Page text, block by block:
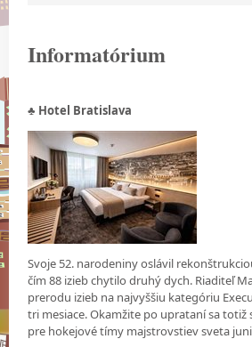
Informatórium
♣ Hotel Bratislava
Svoje 52. narodeniny oslávil
čím 88 izieb chytilo druhý dych. Riaditeľ
prerodu izieb na najvyššiu kategóriu
tri mesiace. Okamžite po uprataní sa
pre hokejové tímy majstrovstiev sveta